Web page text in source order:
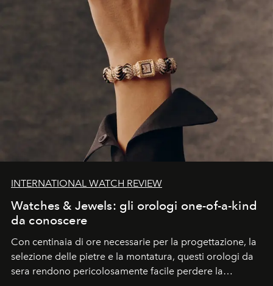
INTERNATIONAL WATCH REVIEW
Watches & Jewels: gli orologi one-of-a-kind
da conoscere
Con centinaia di ore necessarie per la progettazione, la
selezione delle pietre e la montatura, questi orologi da
sera rendono pericolosamente facile perdere la